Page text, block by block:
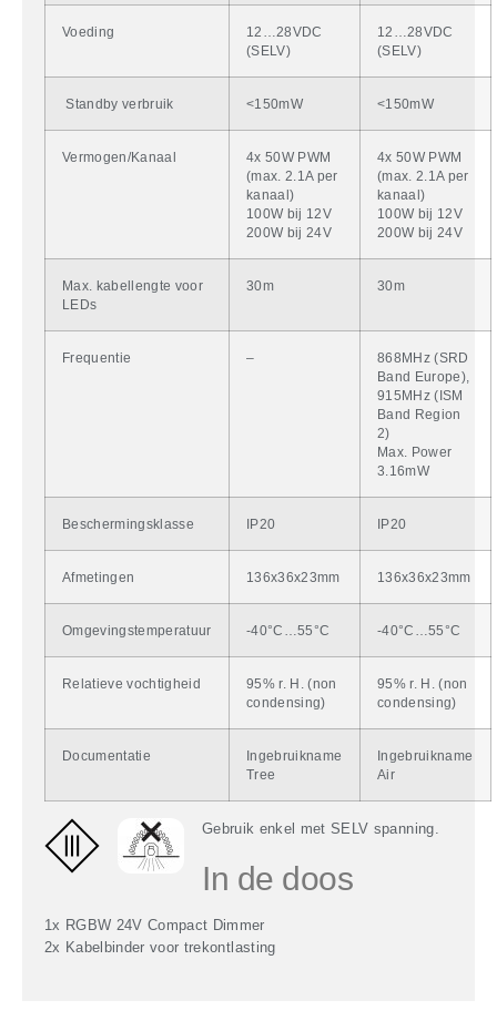
Voeding
12…28VDC
(SELV)
12…28VDC
(SELV)
Standby verbruik <150mW <150mW
Vermogen/Kanaal
4x 50W PWM
(max. 2.1A per
kanaal)
100W bij 12V
200W bij 24V
4x 50W PWM
(max. 2.1A per
kanaal)
100W bij 12V
200W bij 24V
Max. kabellengte voor
LEDs
30m 30m
Frequentie –
868MHz (SRD
Band Europe),
915MHz (ISM
Band Region
2)
Max. Power
3.16mW
Beschermingsklasse IP20 IP20
Afmetingen 136x36x23mm 136x36x23mm
Omgevingstemperatuur -40°C…55°C -40°C…55°C
Relatieve vochtigheid
95% r. H. (non
condensing)
95% r. H. (non
condensing)
Documentatie
Ingebruikname
Tree
Ingebruikname
Air
Gebruik enkel met SELV spanning.
In de doos
1x RGBW 24V Compact Dimmer
2x Kabelbinder voor trekontlasting